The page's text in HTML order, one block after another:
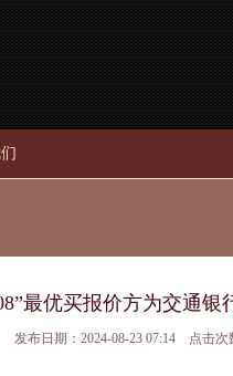
最优买报价方为交通银
发布日期：2024-08-23 07:14 点击次